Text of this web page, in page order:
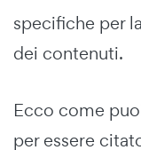
specifiche per
dei contenuti.
Ecco come
per essere